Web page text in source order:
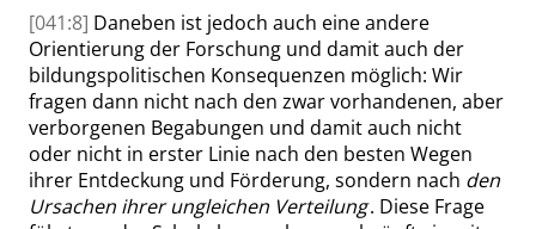
[041:8] Daneben ist jedoch auch eine andere
Orientierung der Forschung und damit auch der
bildungspolitischen Konsequenzen möglich: Wir
fragen dann nicht nach den zwar vorhandenen, aber
verborgenen Begabungen und damit auch nicht
oder nicht in erster Linie nach den besten Wegen
ihrer Entdeckung und Förderung, sondern nach den
Ursachen ihrer ungleichen Verteilung. Diese Frage